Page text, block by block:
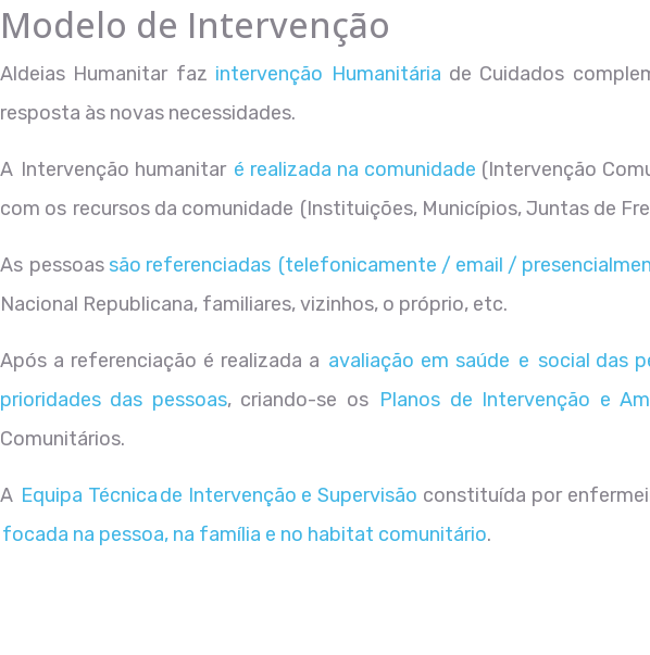
Modelo de Intervenção
Aldeias Humanitar faz intervenção Humanitária de Cuidados
resposta às novas necessidades.
A Intervenção humanitar é realizada na comunidade (Intervenção
com os recursos da comunidade (Instituições, Municípios, Juntas de
As pessoas são referenciadas (telefonicamente / email /
Nacional Republicana, familiares, vizinhos, o próprio, etc.
Após a referenciação é realizada a avaliação em saúde e social das
prioridades das pessoas, criando-se os Planos de Intervenção e
Comunitários.
A Equipa Técnica de Intervenção e Supervisão constituída por
focada na pessoa, na família e no habitat comunitário.